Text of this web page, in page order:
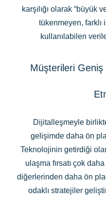
karşılığı olarak “büyük
tükenmeyen, farklı
kullanılabilen
Müşterileri Geniş
Dijitalleşmeyle
gelişimde daha ön
Teknolojinin getirdiği
ulaşma fırsatı çok
diğerlerinden daha ön
odaklı stratejiler